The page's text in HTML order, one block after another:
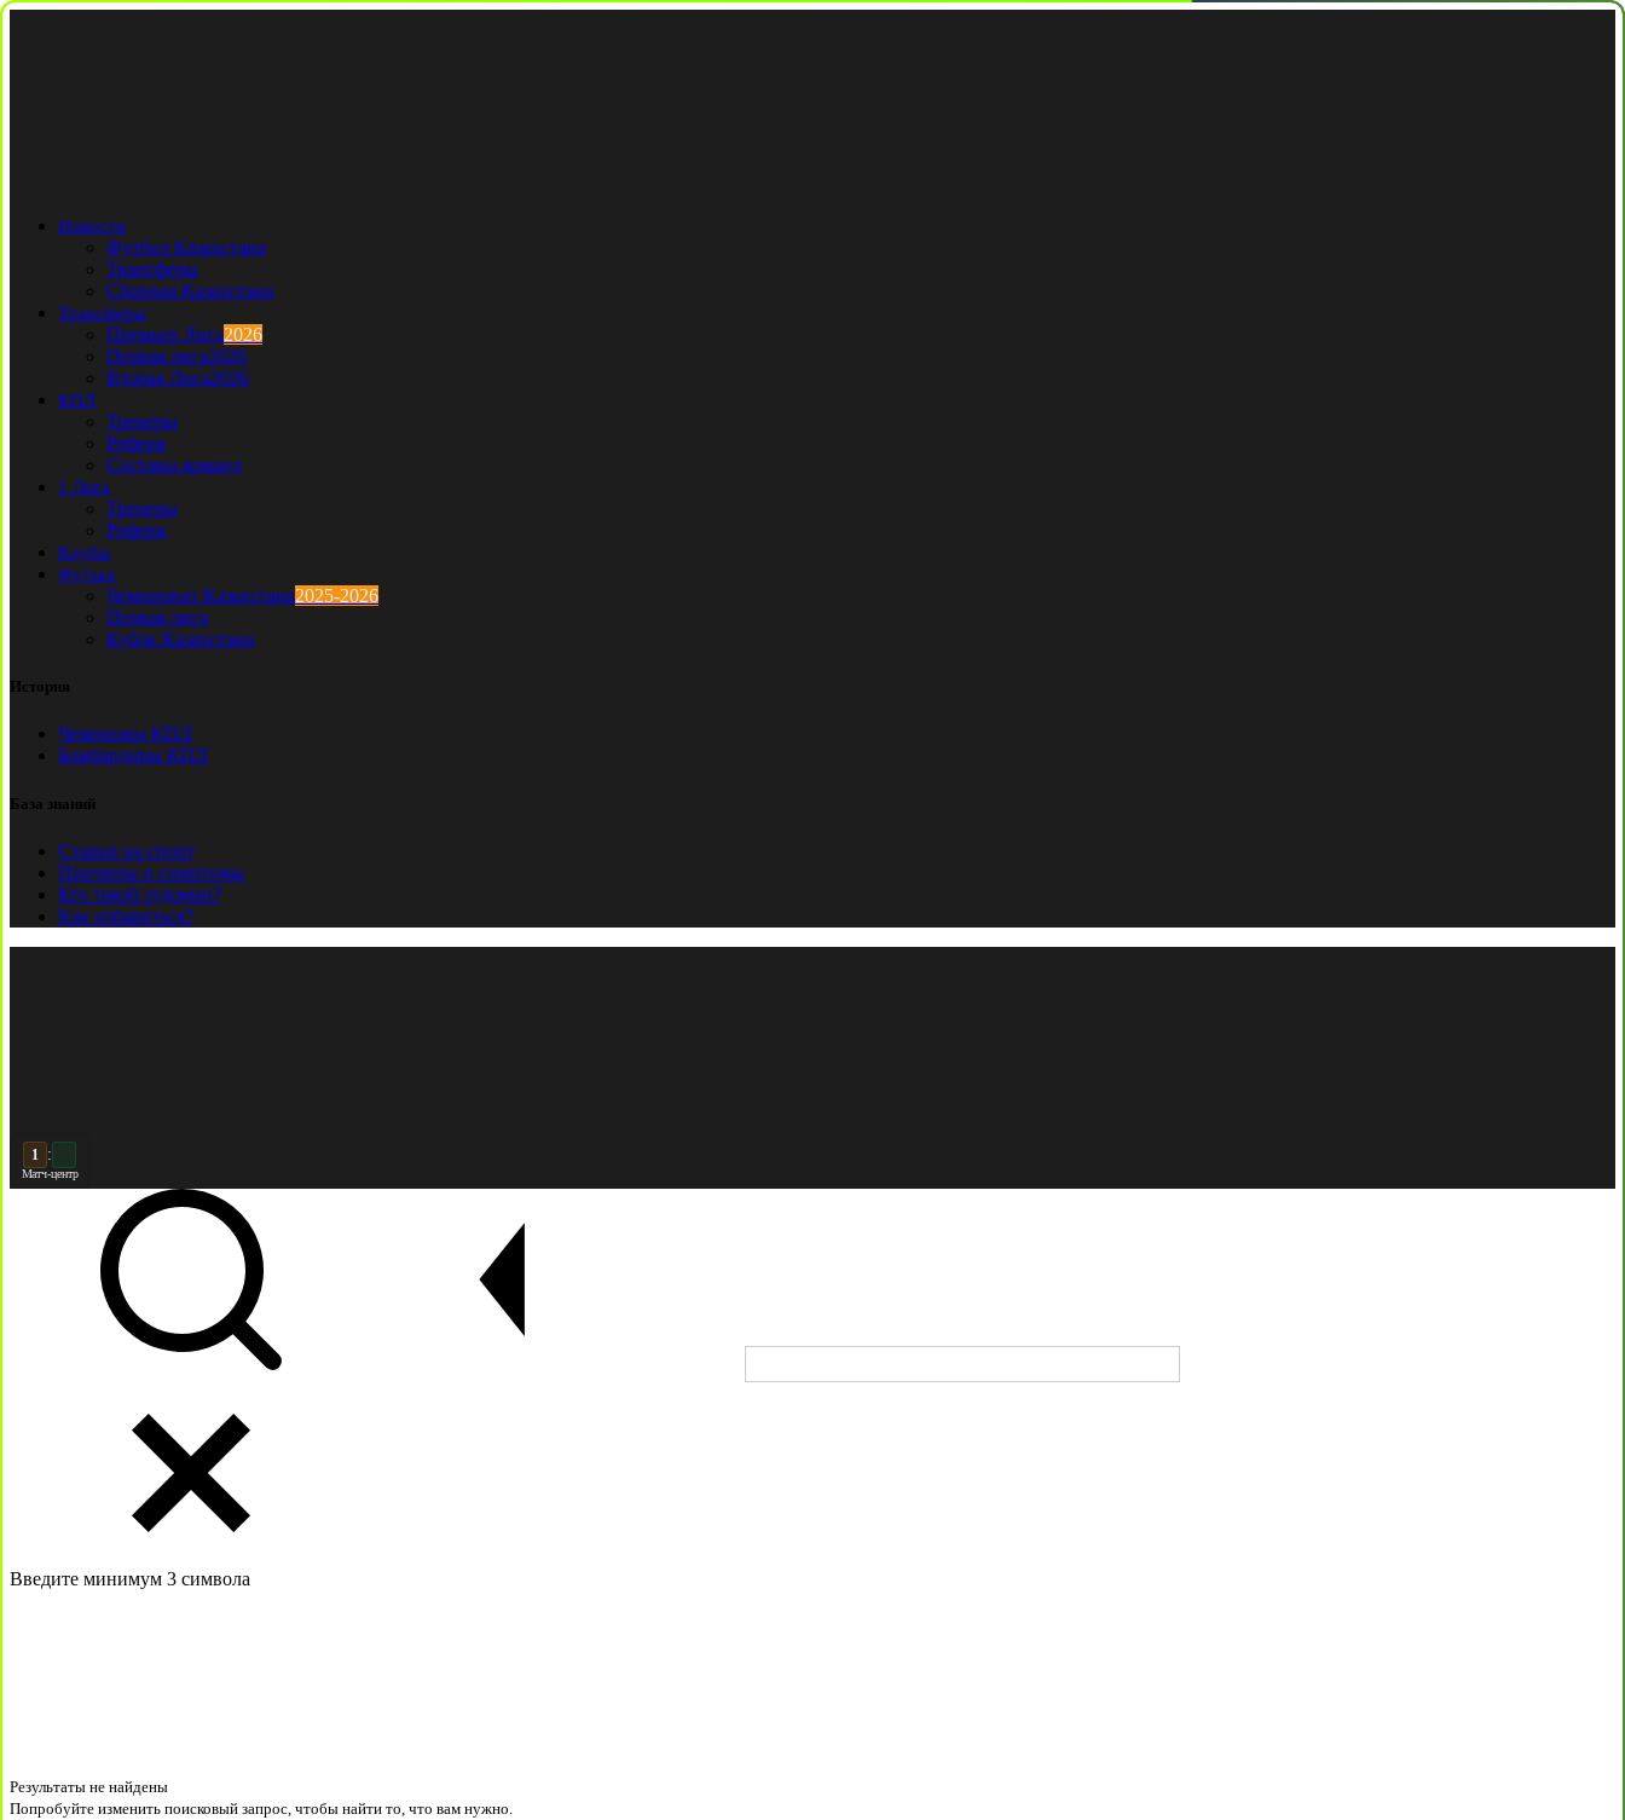
Новости
Футбол Казахстана
Трансферы
Сборная Казахстана
Трансферы
Премьер Лига2026
Первая лига2026
Вторая Лига2026
КПЛ
Тренеры
Рефери
Составы команд
1 Лига
Тренеры
Рефери
Клубы
Футзал
Чемпионат Казахстана2025-2026
Первая лига
Кубок Казахстана
История
Чемпионы КПЛ
Бомбардиры КПЛ
База знаний
Ставки на спорт
Причины и симптомы
Кто такой лудоман?
Как избавиться?
2 :
Матч-центр
Введите минимум 3 символа
Результаты не найдены
Попробуйте изменить поисковый запрос, чтобы найти то, что вам нужно.